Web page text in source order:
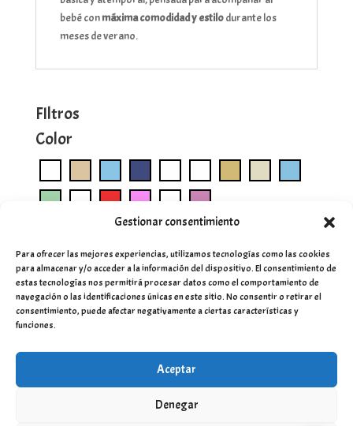
Gestionar consentimiento
Para ofrecer las mejores experiencias, utilizamos tecnologías como las cookies
para almacenar y/o acceder a la información del dispositivo. El consentimiento de
estas tecnologías nos permitirá procesar datos como el comportamiento de
navegación o las identificaciones únicas en este sitio. No consentir o retirar el
consentimiento, puede afectar negativamente a ciertas características y
funciones.
Aceptar
Denegar
bebé conmáxima comodidad y estilodurante los
meses de verano.
FIltros
Color